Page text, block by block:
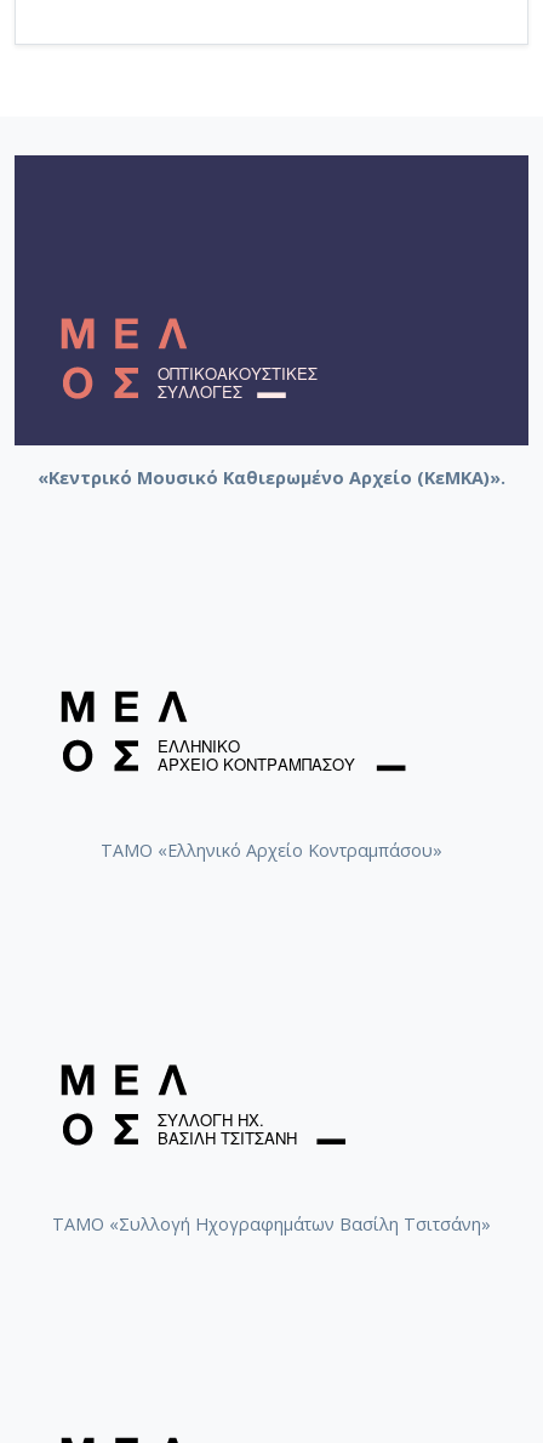
«Κεντρικό Μουσικό Καθιερωμένο Αρχείο (ΚεΜΚΑ)».
ΤΑΜΟ «Ελληνικό Αρχείο Κοντραμπάσου»
ΤΑΜΟ «Συλλογή Ηχογραφημάτων Βασίλη Τσιτσάνη»